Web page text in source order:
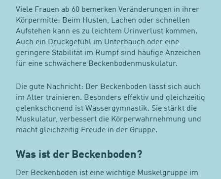
Viele Frauen ab 60 bemerken Veränderungen in ihrer
Körpermitte: Beim Husten, Lachen oder schnellen
Aufstehen kann es zu leichtem Urinverlust kommen.
Auch ein Druckgefühl im Unterbauch oder eine
geringere Stabilität im Rumpf sind häufige Anzeichen
für eine schwächere Beckenbodenmuskulatur.
Die gute Nachricht: Der Beckenboden lässt sich auch
im Alter trainieren. Besonders effektiv und gleichzeitig
gelenkschonend ist Wassergymnastik. Sie stärkt die
Muskulatur, verbessert die Körperwahrnehmung und
macht gleichzeitig Freude in der Gruppe.
Was ist der Beckenboden?
Der Beckenboden ist eine wichtige Muskelgruppe im